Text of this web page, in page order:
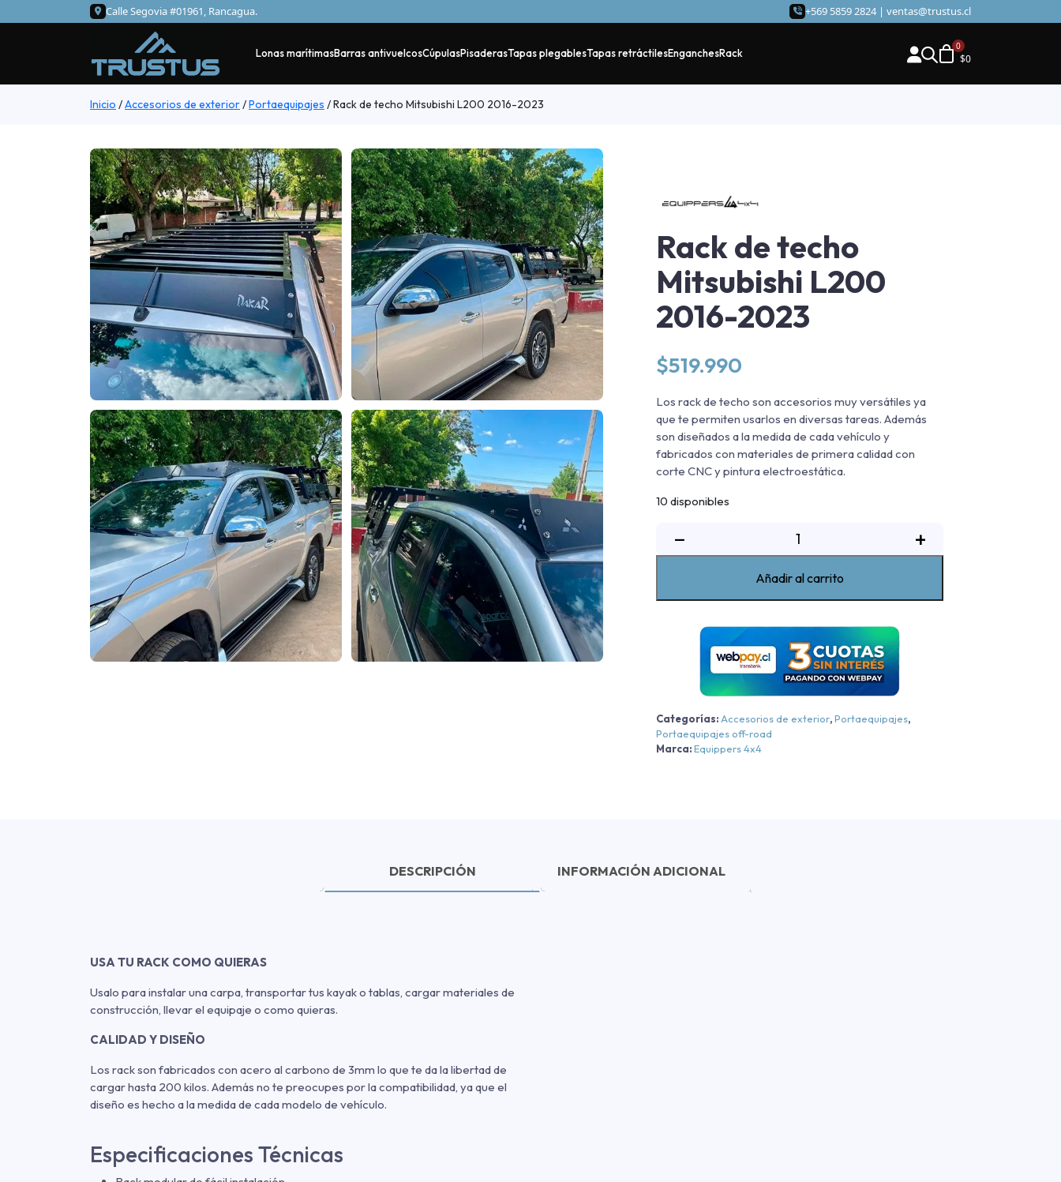
Calle Segovia #01961, Rancagua. +569 5859 2824 | ventas@trustus.cl
Lonas marítimasBarras antivuelcosCúpulasPisaderasTapas plegablesTapas retráctilesEnganchesRack $0
Inicio /Accesorios de exterior/Portaequipajes /Rack de techo Mitsubishi L200 2016-2023
Rack de techo
Mitsubishi L200
2016-2023
$519.990
Los rack de techo son accesorios muy versátiles ya
que te permiten usarlos en diversas tareas. Además
son diseñados a la medida de cada vehículo y
fabricados con materiales de primera calidad con
corte CNC y pintura electroestática.
10 disponibles
−
de
2016-
2023
cantidad
+
Añadir al carrito
Categorías: Accesorios de exterior,Portaequipajes,
Portaequipajes off-road
Marca:Equippers 4x4
DESCRIPCIÓN INFORMACIÓN ADICIONAL
USA TU RACK COMO QUIERAS
Usalo para instalar una carpa, transportar tus kayak o tablas, cargar materiales de
construcción, llevar el equipaje o como quieras.
CALIDAD Y DISEÑO
Los rack son fabricados con acero al carbono de 3mm lo que te da la libertad de
cargar hasta 200 kilos. Además no te preocupes por la compatibilidad, ya que el
diseño es hecho a la medida de cada modelo de vehículo.
Especificaciones Técnicas